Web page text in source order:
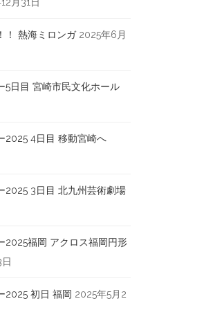
！ 熱海ミロンガ 2025年6月
5日目 宮崎市民文化ホール
2025 4日目 移動宮崎へ
2025 3日目 北九州芸術劇場
2025福岡 アクロス福岡円形
2025 初日 福岡 2025年5月2